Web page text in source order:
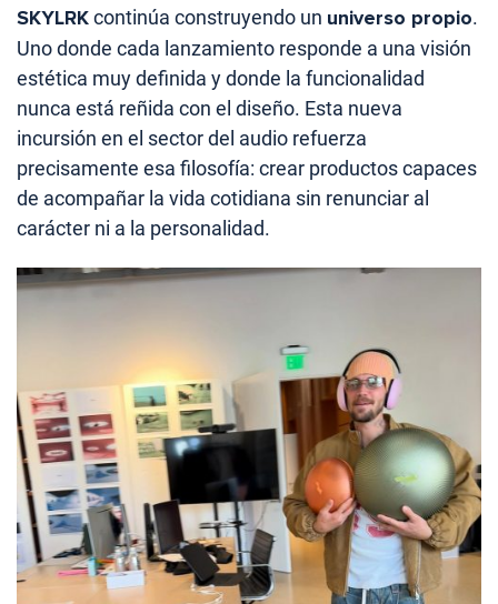
SKYLRKcontinúa construyendo un universo propio.
Uno donde cada lanzamiento responde a una visión
estética muy definida y donde la funcionalidad
nunca está reñida con el diseño. Esta nueva
incursión en el sector del audio refuerza
precisamente esa filosofía: crear productos capaces
de acompañar la vida cotidiana sin renunciar al
carácter ni a la personalidad.